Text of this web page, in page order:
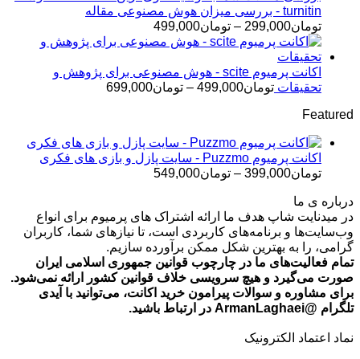
تومان499,000
turnitin - بررسی میزان هوش مصنوعی مقاله
تومان299,000
– تومان499,000محدوده
قیمت:
تا
تومان499,000
اکانت پرمیوم scite - هوش مصنوعی برای پژوهش و
تحقیقات تومان499,000
– تومان699,000محدوده
تومان699,000
Featured
اکانت پرمیوم Puzzmo - سایت پازل و بازی های فکری
تومان399,000
– تومان549,000
تا
تومان549,000
درباره ی ما
در میدنایت شاپ هدف ما ارائه اشتراک های پرمیوم برای انواع
وب‌سایت‌ها و برنامه‌های کاربردی است، تا نیازهای شما، کاربران
گرامی، را به بهترین شکل ممکن برآورده سازیم.
تمام فعالیت‌های ما در چارچوب قوانین جمهوری اسلامی ایران
صورت می‌گیرد و هیچ سرویسی خلاف قوانین کشور ارائه نمی‌شود.
برای مشاوره و سوالات پیرامون خرید اکانت، می‌توانید با آیدی
تلگرام @ArmanLaghaei در ارتباط باشید.
نماد اعتماد الکترونیک